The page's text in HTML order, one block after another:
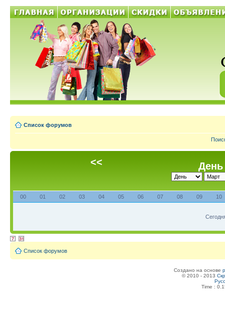
Список форумов
<< День
00 01 02 03 04 05 06 07 08 09 10
Список форумов
Создано на основе
© 2010 - 2013
Time :